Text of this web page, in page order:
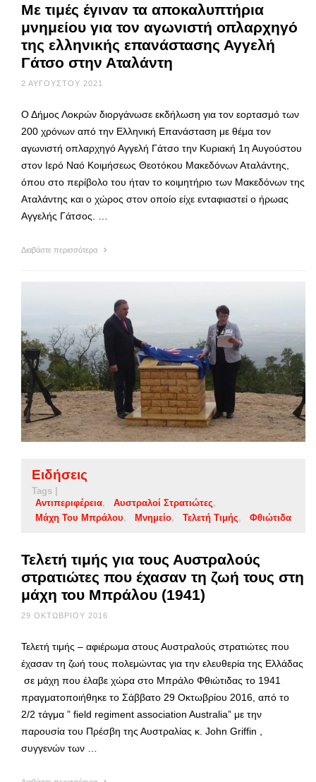
Με τιμές έγιναν τα αποκαλυπτήρια
μνημείου για τον αγωνιστή οπλαρχηγό
της ελληνικής επανάστασης Αγγελή
Γάτσο στην Αταλάντη
2 ΑΥΓΟΎΣΤΟΥ 2021
Ο Δήμος Λοκρών διοργάνωσε εκδήλωση για τον εορτασμό των
200 χρόνων από την Ελληνική Επανάσταση με θέμα τον
αγωνιστή οπλαρχηγό Αγγελή Γάτσο την Κυριακή 1η Αυγούστου
στον Ιερό Ναό Κοιμήσεως Θεοτόκου Μακεδόνων Αταλάντης,
όπου στο περίβολο του ήταν το κοιμητήριο των Μακεδόνων της
Αταλάντης και ο χώρος στον οποίο είχε ενταφιαστεί ο ήρωας
Αγγελής Γάτσος. …
Διαβάστε περισσότερα
Ειδήσεις
Tags |
Αντιπεριφέρεια
Αυστραλοί Στρατιώτες
Μάχη Του Μπράλου
Μνημείο Τελετή Τιμής Φθιώτιδα
Τελετή τιμής για τους Αυστραλούς
στρατιώτες που έχασαν τη ζωή τους στη
μάχη του Μπράλου (1941)
29 ΟΚΤΩΒΡΊΟΥ 2016
Τελετή τιμής – αφιέρωμα στους Αυστραλούς στρατιώτες που
έχασαν τη ζωή τους πολεμώντας για την ελευθερία της Ελλάδας
σε μάχη που έλαβε χώρα στο Μπράλο Φθιώτιδας το 1941
πραγματοποιήθηκε το Σάββατο 29 Οκτωβρίου 2016, από το
2/2 τάγμα ” field regiment association Australia” με την
παρουσία του Πρέσβη της Αυστραλίας κ. John Griffin ,
συγγενών των …